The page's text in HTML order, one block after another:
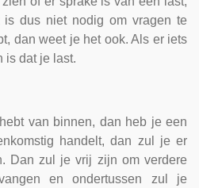
dus niet nodig om vragen te
dan weet je het ook. Als er iets
is dat je last.
van binnen, dan heb je een
handelt, dan zul je er
Dan zul je vrij zijn om verdere
en ondertussen zul je